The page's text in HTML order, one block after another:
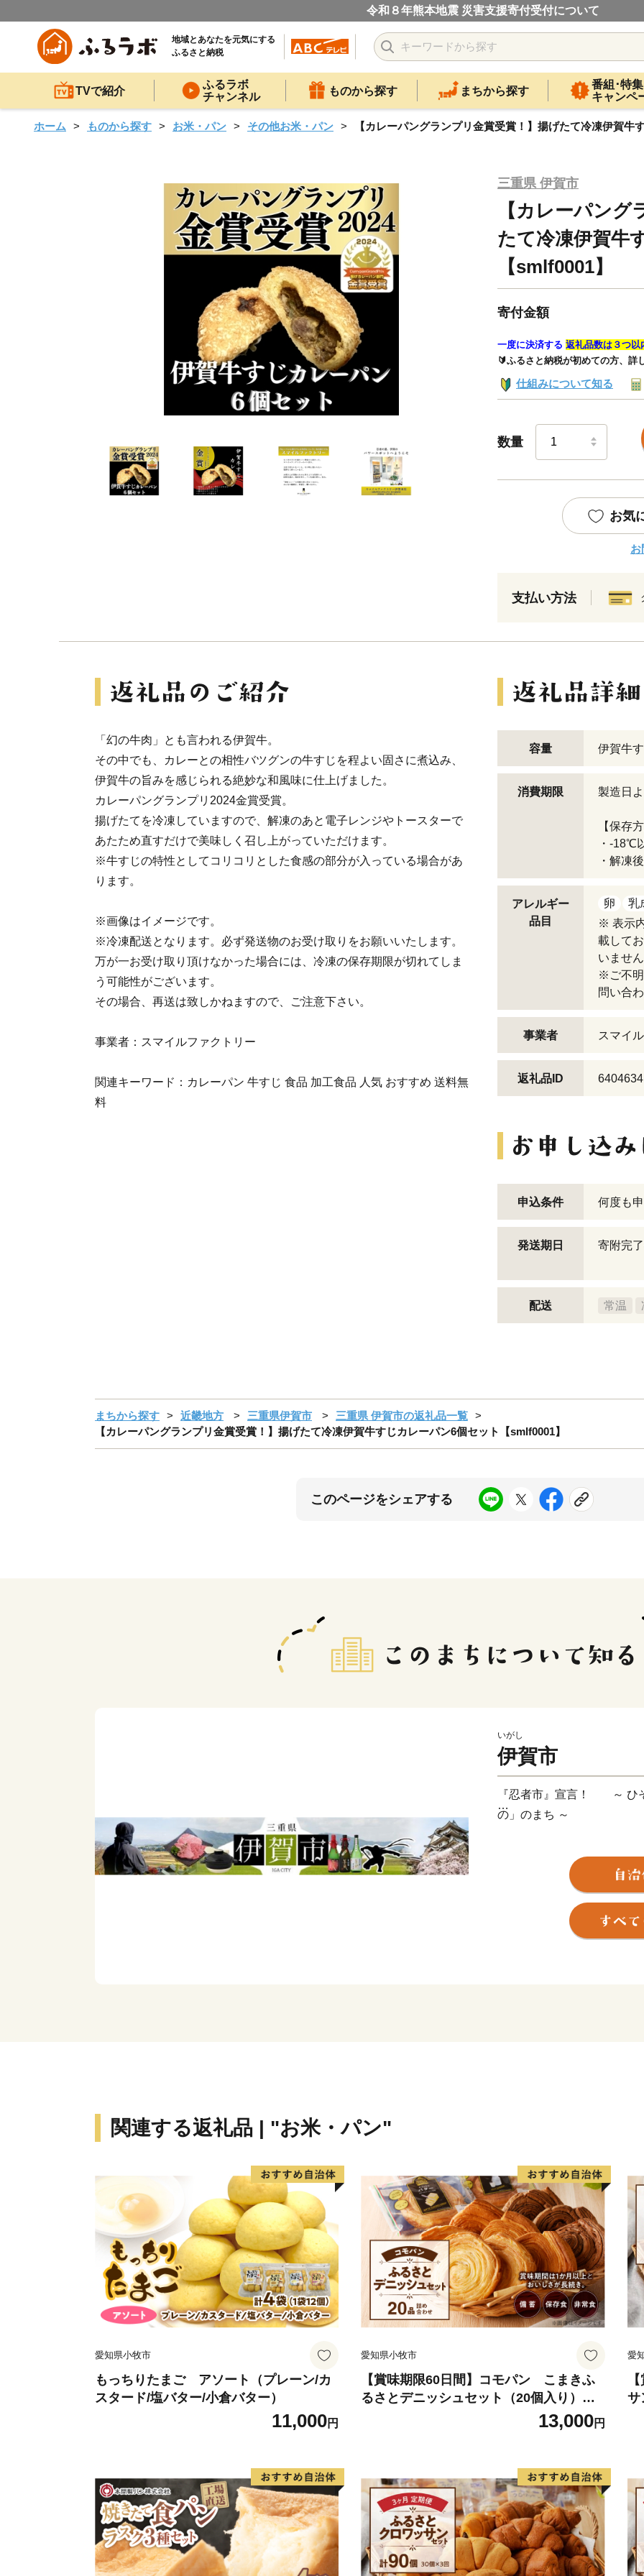
令和８年熊本地震 災害支援寄付受付について
地域とあなたを元気にする
ふるさと納税
TVで紹介
ふるラボ
チャンネル
ものから探す まちから探す
番組･特集
キャンペ
ホーム ものから探す お米・パン その他お米・パン 【カレーパングランプリ金賞受賞！】揚げたて冷凍伊賀牛
三重県 伊賀市
【カレーパン
たて冷凍伊賀牛
【smlf0001】
寄付金額
一度に決済する 返礼品数は３つ以
🔰ふるさと納税が初めての方、詳
仕組みについて知る
数量
お気
お
支払い方法
「幻の牛肉」とも言われる伊賀牛。
その中でも、カレーとの相性バツグンの牛すじを程よい固さに煮込み、
伊賀牛の旨みを感じられる絶妙な和風味に仕上げました。
カレーパングランプリ2024金賞受賞。
揚げたてを冷凍していますので、解凍のあと電子レンジやトースターで
あたため直すだけで美味しく召し上がっていただけます。
※牛すじの特性としてコリコリとした食感の部分が入っている場合があ
ります。
※画像はイメージです。
※冷凍配送となります。必ず発送物のお受け取りをお願いいたします。
万が一お受け取り頂けなかった場合には、冷凍の保存期限が切れてしま
う可能性がございます。
その場合、再送は致しかねますので、ご注意下さい。
事業者：スマイルファクトリー
関連キーワード：カレーパン 牛すじ 食品 加工食品 人気 おすすめ 送料無
料
容量 伊賀牛
消費期限 製造日
【保存
・-18℃
・解凍
アレルギー
品目
卵 乳
※ 表示
載して
いません
※ご不明
問い合
事業者 スマイ
返礼品ID 6404634
申込条件 何度も
発送期日 寄附完
配送 常温
まちから探す 近畿地方 三重県伊賀市
三重県 伊賀市の返礼品一覧
【カレーパングランプリ金賞受賞！】揚げたて冷凍伊賀牛すじカレーパン6個セット【smlf0001】
このページをシェアする
いがし
伊賀市
『忍者市』宣言！ ～ ひ
の」のまち ～
三重県伊賀市は忍者発祥
承するとともに、忍者を活
ます。日本一、二の高石垣
もが忍者気分を味わえる「
れ、秋にはこの地で生まれ
祭」や、ユネスコ無形文
関連する返礼品 | "お米・パン"
愛知県小牧市
もっちりたまご アソート（プレーン/カ
スタード/塩バター/小倉バター）
11,000円
愛知県小牧市
【賞味期限60日間】コモパン こまきふ
るさとデニッシュセット（20個入り）／
災害用備蓄 保存食 非常食 防災グッズにも
13,000円
愛
サ